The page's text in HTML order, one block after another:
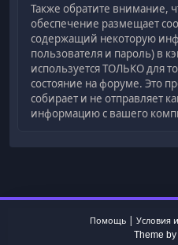
Также обратите внимание,
обеспечение размещает
содержащий некоторую
пользователя и пароль) в
используется ТОЛЬКО для
состояние на форуме. Это
собирает и не отправляет
информацию с вашего
Помощь | Условия
Theme by